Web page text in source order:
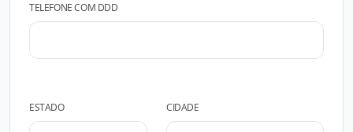
TELEFONE COM DDD
ESTADO CIDADE